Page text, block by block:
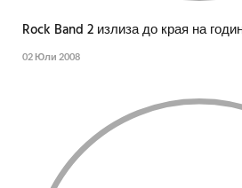
Rock Band 2 излиза до края на
02 Юли 2008